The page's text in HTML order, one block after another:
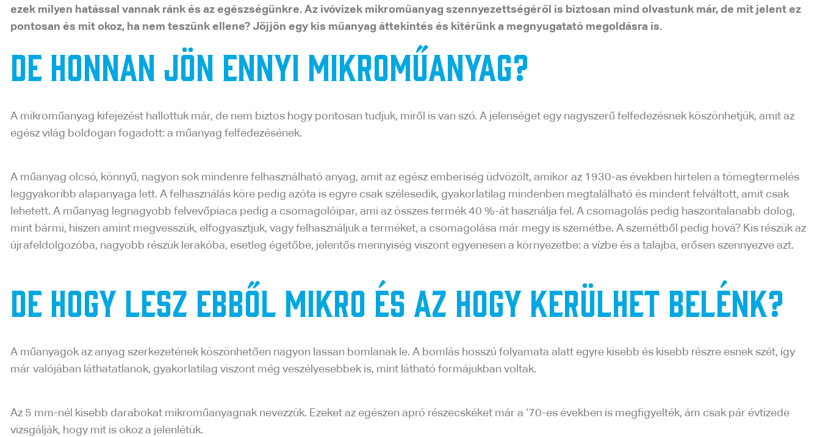
ezek milyen hatással vannak ránk és az egészségünkre. Az ivóvizek mikroműanyag szennyezettségéről is biztosan mind olvastunk már, de mit jelent ez
pontosan és mit okoz, ha nem teszünk ellene? Jöjjön egy kis műanyag áttekintés és kitérünk a megnyugatató megoldásra is.
De honnan jön ennyi mikroműanyag?
A mikroműanyag kifejezést hallottuk már, de nem biztos hogy pontosan tudjuk, miről is van szó. A jelenséget egy nagyszerű felfedezésnek köszönhetjük, amit az
egész világ boldogan fogadott: a műanyag felfedezésének.
A műanyag olcsó, könnyű, nagyon sok mindenre felhasználható anyag, amit az egész emberiség üdvözölt, amikor az 1930-as években hirtelen a tömegtermelés
leggyakoribb alapanyaga lett. A felhasználás köre pedig azóta is egyre csak szélesedik, gyakorlatilag mindenben megtalálható és mindent felváltott, amit csak
lehetett. A műanyag legnagyobb felvevőpiaca pedig a csomagolóipar, ami az összes termék 40 %-át használja fel. A csomagolás pedig haszontalanabb dolog,
mint bármi, hiszen amint megvesszük, elfogyasztjuk, vagy felhasználjuk a terméket, a csomagolása már megy is szemétbe. A szemétből pedig hová? Kis részük az
újrafeldolgozóba, nagyobb részük lerakóba, esetleg égetőbe, jelentős mennyiség viszont egyenesen a környezetbe: a vízbe és a talajba, erősen szennyezve azt.
De hogy lesz ebből mikro és az hogy kerülhet belénk?
A műanyagok az anyag szerkezetének köszönhetően nagyon lassan bomlanak le. A bomlás hosszú folyamata alatt egyre kisebb és kisebb részre esnek szét, így
már valójában láthatatlanok, gyakorlatilag viszont még veszélyesebbek is, mint látható formájukban voltak.
Az 5 mm-nél kisebb darabokat mikroműanyagnak nevezzük. Ezeket az egészen apró részecskéket már a ‘70-es években is megfigyelték, ám csak pár évtizede
vizsgálják, hogy mit is okoz a jelenlétük.